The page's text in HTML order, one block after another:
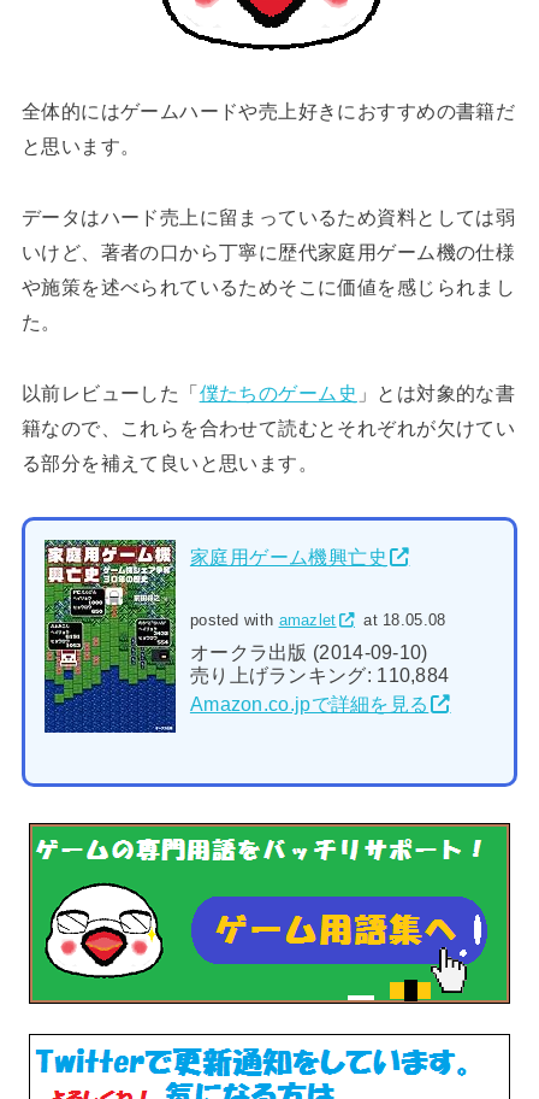
全体的にはゲームハードや売上好きにおすすめの書籍だ
と思います。
データはハード売上に留まっているため資料としては弱
いけど、著者の口から丁寧に歴代家庭用ゲーム機の仕様
や施策を述べられているためそこに価値を感じられまし
た。
以前レビューした「僕たちのゲーム史 」とは対象的な書
籍なので、これらを合わせて読むとそれぞれが欠けてい
る部分を補えて良いと思います。
家庭用ゲーム機興亡史
posted with amazlet at 18.05.08
オークラ出版 (2014-09-10)
売り上げランキング: 110,884
Amazon.co.jpで詳細を見る